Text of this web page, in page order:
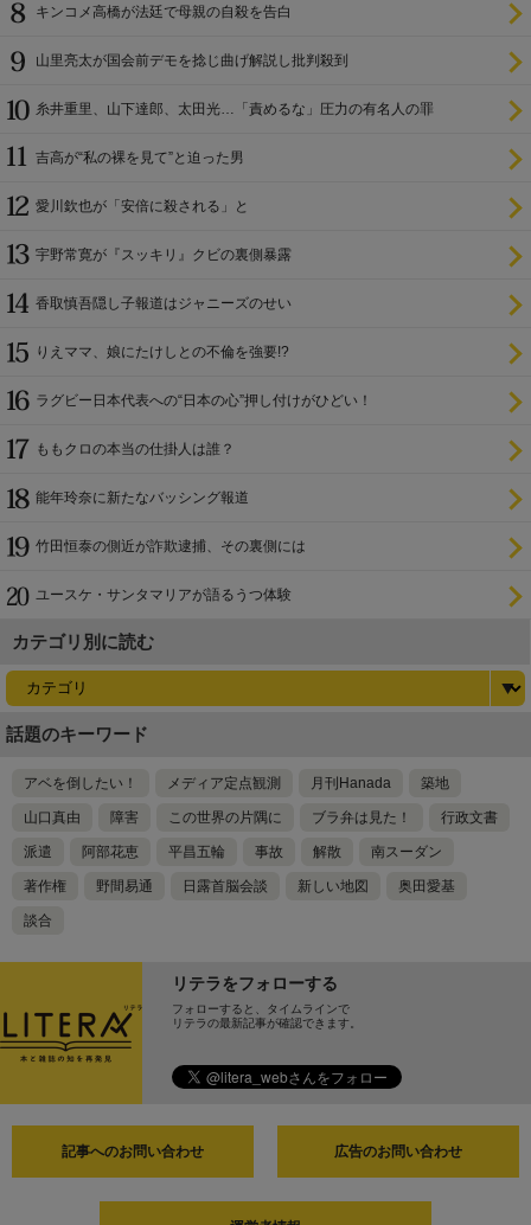
キンコメ高橋が法廷で母親の自殺を告白
山里亮太が国会前デモを捻じ曲げ解説し批判殺到
糸井重里、山下達郎、太田光…「責めるな」圧力の有名人の罪
吉高が“私の裸を見て”と迫った男
愛川欽也が「安倍に殺される」と
宇野常寛が『スッキリ』クビの裏側暴露
香取慎吾隠し子報道はジャニーズのせい
りえママ、娘にたけしとの不倫を強要!?
ラグビー日本代表への“日本の心”押し付けがひどい！
ももクロの本当の仕掛人は誰？
能年玲奈に新たなバッシング報道
竹田恒泰の側近が詐欺逮捕、その裏側には
ユースケ・サンタマリアが語るうつ体験
カテゴリ別に読む
話題のキーワード
アベを倒したい！ メディア定点観測 月刊Hanada 築地
山口真由 障害 この世界の片隅に ブラ弁は見た！ 行政文書
派遣 阿部花恵 平昌五輪 事故 解散 南スーダン
著作権 野間易通 日露首脳会談 新しい地図 奥田愛基
談合
リテラをフォローする
フォローすると、タイムラインで
リテラの最新記事が確認できます。
記事へのお問い合わせ 広告のお問い合わせ